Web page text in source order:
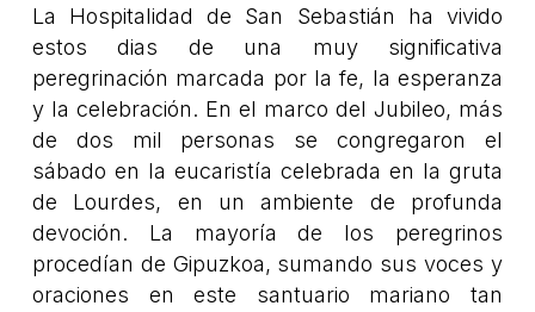
La Hospitalidad de San Sebastián ha vivido
estos dias de una muy significativa
peregrinación marcada por la fe, la esperanza
y la celebración. En el marco del Jubileo, más
de dos mil personas se congregaron el
sábado en la eucaristía celebrada en la gruta
de Lourdes, en un ambiente de profunda
devoción. La mayoría de los peregrinos
procedían de Gipuzkoa, sumando sus voces y
oraciones en este santuario mariano tan